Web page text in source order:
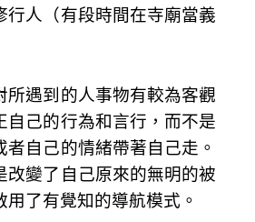
行人（有段時間在寺廟當義
所遇到的人事物有較為客觀
自己的行為和言行，而不是
者自己的情緒帶著自己走。
改變了自己原來的無明的被
用了有覺知的導航模式。